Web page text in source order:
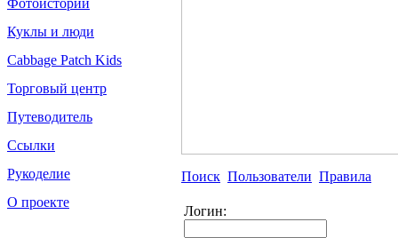
Фотоистории
Куклы и люди
Cabbage Patch Kids
Торговый центр
Путеводитель
Ссылки
Рукоделие
О проекте
Поиск Пользователи Правила
Логин: